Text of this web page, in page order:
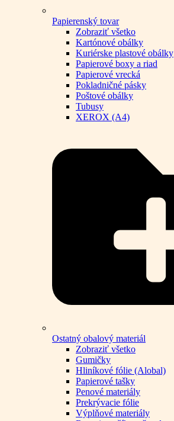
Papierenský tovar
Zobraziť všetko
Kartónové obálky
Kuriérske plastové obálky
Papierové boxy a riad
Papierové vrecká
Pokladničné pásky
Poštové obálky
Tubusy
XEROX (A4)
Ostatný obalový materiál
Zobraziť všetko
Gumičky
Hliníkové fólie (Alobal)
Papierové tašky
Penové materiály
Prekrývacie fólie
Výplňové materiály